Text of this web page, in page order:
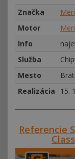
Značka
Motor
Info
Služba
Mesto
Realizácia
15.
Referencie